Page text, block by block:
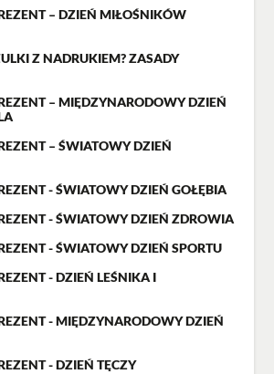
– DZIEŃ MIŁOŚNIKÓW
Z NADRUKIEM? ZASADY
– MIĘDZYNARODOWY DZIEŃ
– ŚWIATOWY DZIEŃ
- ŚWIATOWY DZIEŃ GOŁĘBIA
- ŚWIATOWY DZIEŃ ZDROWIA
- ŚWIATOWY DZIEŃ SPORTU
- DZIEŃ LEŚNIKA I
- MIĘDZYNARODOWY DZIEŃ
- DZIEŃ TĘCZY